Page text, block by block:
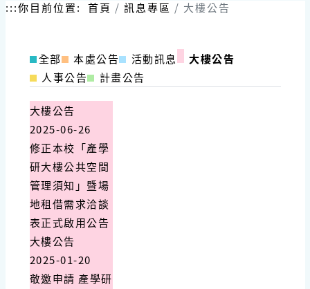
跳:::你目前位置: 首頁 訊息專區 大樓公告
全部 本處公告 活動訊息
大樓公告
人事公告
計畫公告
大樓公告
2025-06-26
修正本校「產學
研大樓公共空間
管理須知」暨場
地租借需求洽談
表正式啟用公告
大樓公告
2025-01-20
敬邀申請 產學研